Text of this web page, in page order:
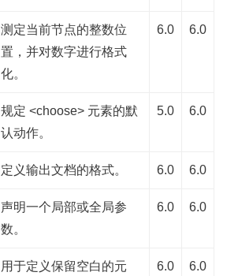
测定当前节点的整数位
置，并对数字进行格式
化。
6.0 6.0
规定 <choose> 元素的默
认动作。
5.0 6.0
定义输出文档的格式。 6.0 6.0
声明一个局部或全局参
数。
6.0 6.0
用于定义保留空白的元
6.0 6.0